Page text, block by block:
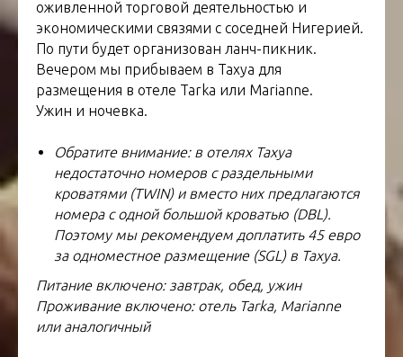
оживленной торговой деятельностью и
экономическими связями с соседней Нигерией.
По пути будет организован ланч-пикник.
Вечером мы прибываем в Тахуа для
размещения в отеле Tarka или Marianne.
Ужин и ночевка.
Обратите внимание: в отелях Тахуа
недостаточно номеров с раздельными
кроватями (TWIN) и вместо них предлагаются
номера с одной большой кроватью (DBL).
Поэтому мы рекомендуем доплатить 45 евро
за одноместное размещение (SGL) в Тахуа.
Питание включено: завтрак, обед, ужин
Проживание включено: отель Tarka, Marianne
или аналогичный